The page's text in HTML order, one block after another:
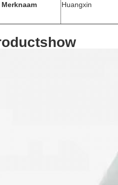
Merknaam Huangxin